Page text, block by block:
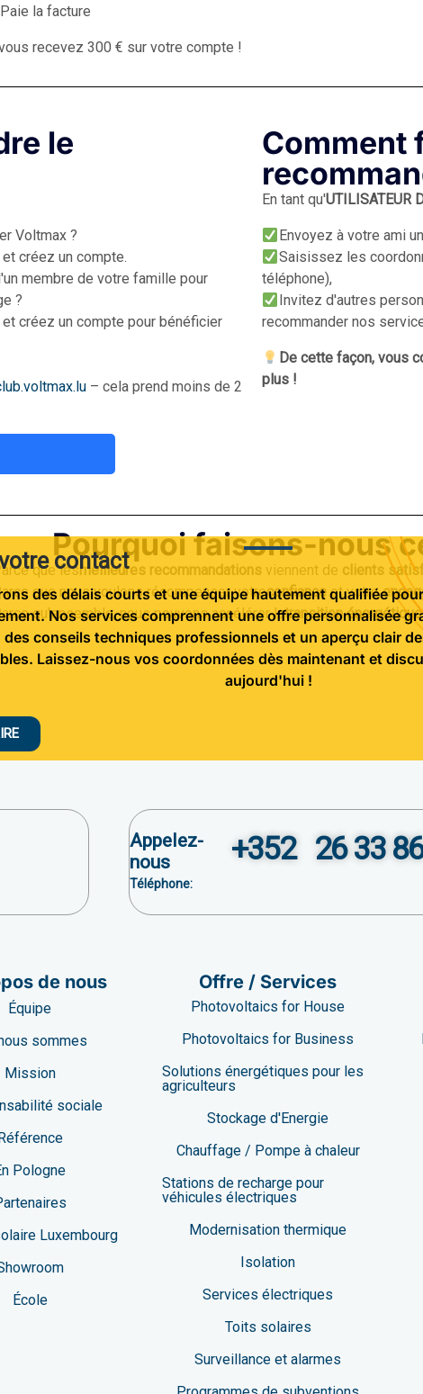
Paie la facture
recevez 300 € sur votre compte !
le
Voltmax ?
créez un compte.
membre de votre famille pour
?
créez un compte pour bénéficier
– cela prend moins de 2
Comment
En tant qu'UTILISATEUR
Envoyez à votre ami
Saisissez les
téléphone),
Invitez d'autres
recommander nos
De cette façon, vous
plus !
Pourquoi faisons-nous
que lesmeilleures recommandations viennent de clients
que nous voulons récompenser votreconfianceet votre
qu'ensemble, nous pouvons accélérer latransition
contact
des délais courts et une équipe hautement qualifiée
Nos services comprennent une offre personnalisée
des conseils techniques professionnels et un aperçu clair
Laissez-nous vos coordonnées dès maintenant et
aujourd'hui !
Appelez-
nous
Téléphone:
+352 26 33 86
de nous
Équipe
sommes
Mission
sociale
Pologne
Luxembourg
École
Offre / Services
Photovoltaics for House
Photovoltaics for Business
Solutions énergétiques pour les
agriculteurs
Stockage d'Energie
Chauffage / Pompe à chaleur
Stations de recharge pour
véhicules électriques
Modernisation thermique
Isolation
Services électriques
Toits solaires
Surveillance et alarmes